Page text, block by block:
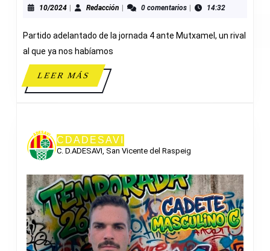
46
10/202410/2024
| Redacción Redacción
| 0 comentarios | 14:32
Partido adelantado de la jornada 4 ante Mutxamel, un rival
al que ya nos habíamos
LEER MÁSLEER
MÁS
CDADESAVI
C. D.ADESAVI, San Vicente del Raspeig